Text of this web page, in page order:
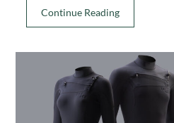
Continue Reading